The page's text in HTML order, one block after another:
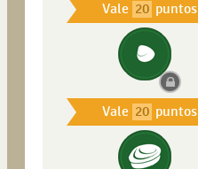
Vale 20 puntos
Vale 20 puntos